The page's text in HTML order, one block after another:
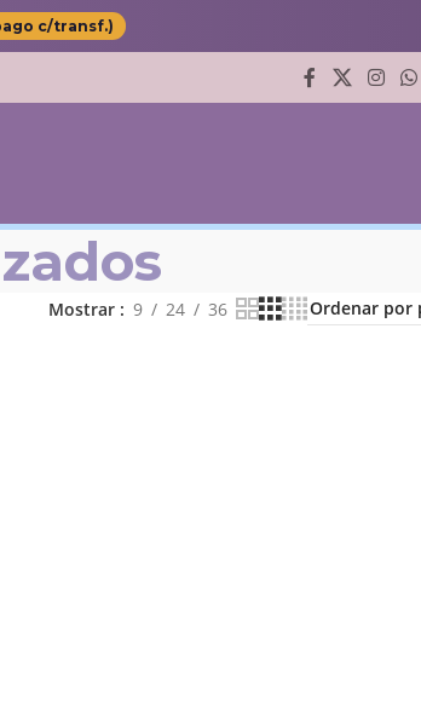
c/transf.)
Mostrar 9 24 36